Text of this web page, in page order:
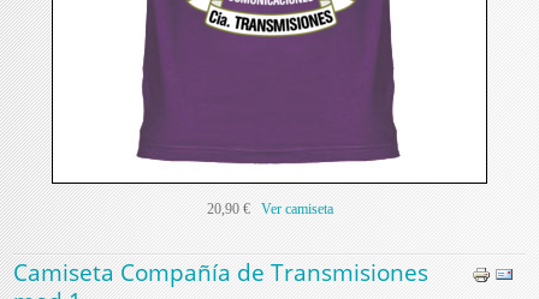
20,90 € Ver camiseta
Camiseta Compañía de Transmisiones